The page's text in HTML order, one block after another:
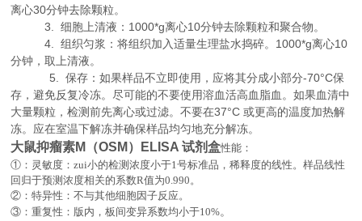
离心30分钟去除颗粒。
3. 细胞上清液：1000*g离心10分钟去除颗粒和聚合物。
4. 组织匀浆：将组织加入适量生理盐水捣碎。1000*g离心10
分钟，取上清液。
5. 保存：如果样品不立即使用，应将其分成小部分-70°C保
存，避免反复冷冻。尽可能的不要使用溶血活高血脂血。如果血清中
大量颗粒，检测前先离心或过滤。不要在37°C 或更高的温度加热解
冻。应在室温下解冻并确保样品均匀地充分解冻。
大鼠抑瘤素M（OSM）ELISA 试剂盒性能：
①：灵敏度：zui小的检测浓度小于1号标准品，稀释度的线性。样品线性
回归于预测浓度相关的系数R值为0.990。
②：特异性：不与其他细胞因子反应。
③：重复性：版内，板间变异系数均小于10%。